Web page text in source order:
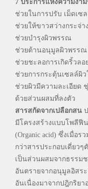
7 ประการแห่งความงา
ช่วยในการปรับ เม็ดเซ
ช่วยให้ขาวสว่างกระจ่า
ช่วยบำรุงผิวพรรณ
ช่วยต้านอนุมูลผิวพรรณ
ช่วยชะลอการเกิดริ้วลอ
ช่วยการกระตุ้นเซลล์ผิว
ช่วยผิวมีความละเอียด
ด้วยส่วนผสมที่ลงตัว
สารสกัดจากเปลือกสน
มีโครงสร้างแบบโพลีฟี
(Organic acid) ซึ่งเมื่อ
กว่าสารประกอบเดี่ยว
เป็นส่วนผสมจากธรรม
อันตรายจากอนุมูลอิสร
อันเนื่องมาจากปฎิกริย